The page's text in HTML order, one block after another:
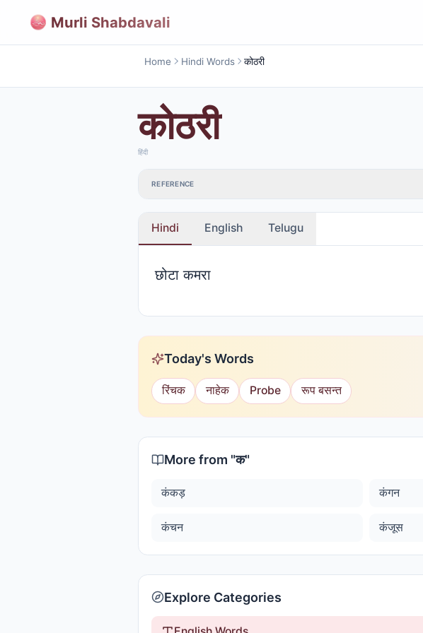
Murli Shabdavali
Home Hindi Words कोठरी
कोठरी
हिंदी
REFERENCE
Hindi English Telugu
छोटा कमरा
Today's Words
रिंचक नाहेक Probe रूप बसन्त
More from "क"
कंकड़ कंगन
कंचन कंजूस
Explore Categories